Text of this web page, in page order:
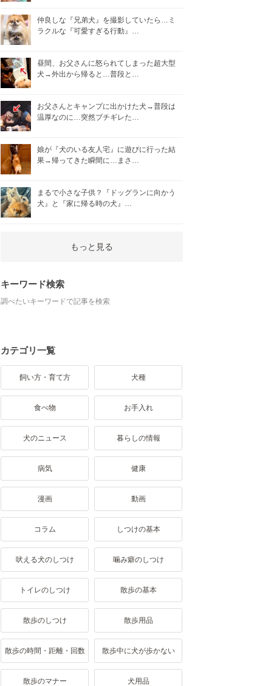
仲良しな『兄弟犬』を撮影していたら…ミ
ラクルな『可愛すぎる行動』…
昼間、お父さんに怒られてしまった超大型
犬→外出から帰ると…普段と…
お父さんとキャンプに出かけた犬→普段は
温厚なのに…突然ブチギレた…
娘が『犬のいる友人宅』に遊びに行った結
果→帰ってきた瞬間に…まさ…
まるで小さな子供？『ドッグランに向かう
犬』と『家に帰る時の犬』…
もっと見る
キーワード検索
調べたいキーワードで記事を検索
カテゴリ一覧
飼い方・育て方 犬種
食べ物 お手入れ
犬のニュース 暮らしの情報
病気 健康
漫画 動画
コラム しつけの基本
吠える犬のしつけ 噛み癖のしつけ
トイレのしつけ 散歩の基本
散歩のしつけ 散歩用品
散歩の時間・距離・回数 散歩中に犬が歩かない
散歩のマナー 犬用品